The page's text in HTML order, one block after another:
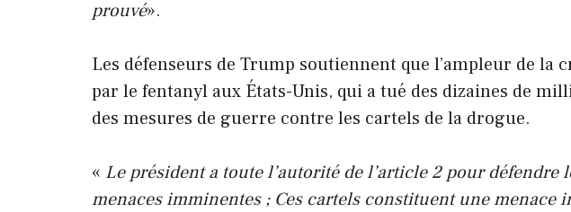
prouvé».
Les défenseurs de Trump soutiennent que l’ampleur de la
par le fentanyl aux États-Unis, qui a tué des dizaines de
des mesures de guerre contre les cartels de la drogue.
« Le président a toute l’autorité de l’article 2 pour défendre
menaces imminentes ; Ces cartels constituent une menace